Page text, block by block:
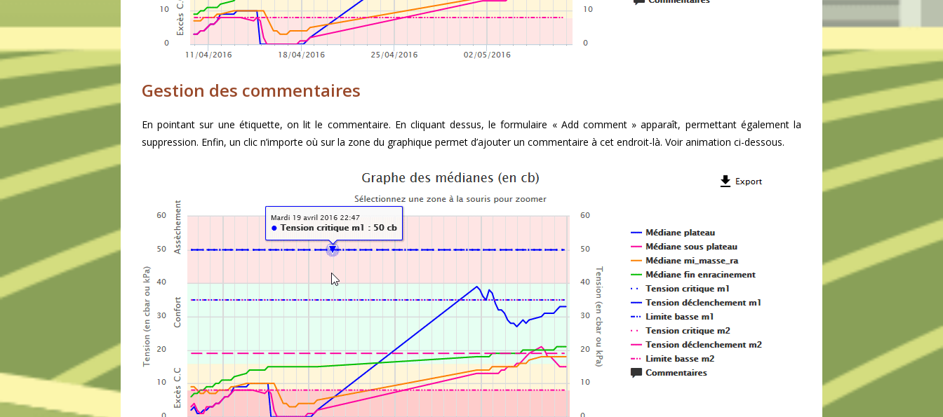
Gestion des commentaires
En pointant sur une étiquette, on lit le commentaire. En cliquant dessus, le formulaire « Add comment » apparaît, permettant également la
suppression. Enfin, un clic n’importe où sur la zone du graphique permet d’ajouter un commentaire à cet endroit-là. Voir animation ci-dessous.